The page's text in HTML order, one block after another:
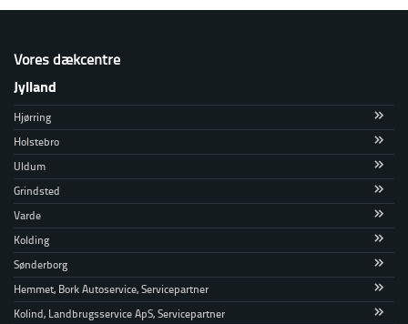
Vores dækcentre
Jylland
Hjørring
Holstebro
Uldum
Grindsted
Varde
Kolding
Sønderborg
Hemmet, Bork Autoservice, Servicepartner
Kolind, Landbrugsservice ApS, Servicepartner